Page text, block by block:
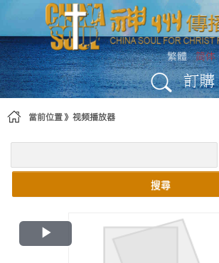
略過到內容
繁體 简体
訂購
當前位置 视频播放器
搜尋
Play
Video